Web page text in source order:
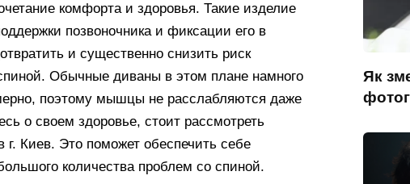
комфорта и здоровья. Такие изделие
позвоночника и фиксации его в
и существенно снизить риск
Обычные диваны в этом плане намного
поэтому мышцы не расслабляются даже
о своем здоровье, стоит рассмотреть
г. Киев. Это поможет обеспечить себе
количества проблем со спиной.
Як